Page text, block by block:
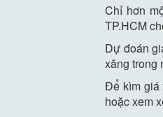
Chỉ hơn
TP.HCM
Dự đoán
xăng trong
Để kìm giá
hoặc xem